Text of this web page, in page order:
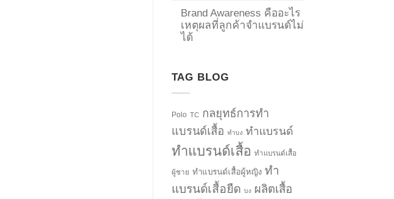
Brand Awareness คืออะไร
เหตุผลที่ลูกค้าจำแบรนด์ไม่
ได้
TAG BLOG
Polo TC กลยุทธ์การทำ
แบรนด์เสื้อ ทำบง ทำแบรนด์
ทำแบรนด์เสื้อ ทำแบรนด์เสื้อ
ผู้ชาย ทำแบรนด์เสื้อผู้หญิง ทำ
แบรนด์เสื้อยืด บง ผลิตเสื้อ